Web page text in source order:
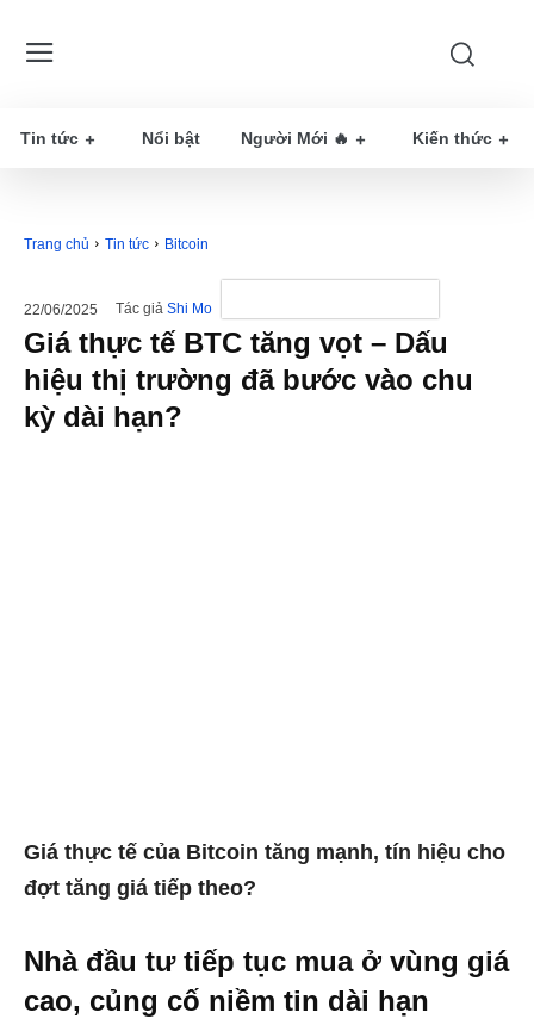
Tin tức Nổi bật Người Mới 🔥 Kiến thức
Trang chủ Tin tức Bitcoin
22/06/2025 Tác giả Shi Mo
Giá thực tế BTC tăng vọt – Dấu
hiệu thị trường đã bước vào chu
kỳ dài hạn?
Giá thực tế của Bitcoin tăng mạnh, tín hiệu cho
đợt tăng giá tiếp theo?
Nhà đầu tư tiếp tục mua ở vùng giá
cao, củng cố niềm tin dài hạn